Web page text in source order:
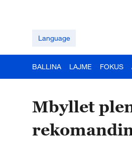
Language
BALLINA LAJME FOKUS
Mbyllet